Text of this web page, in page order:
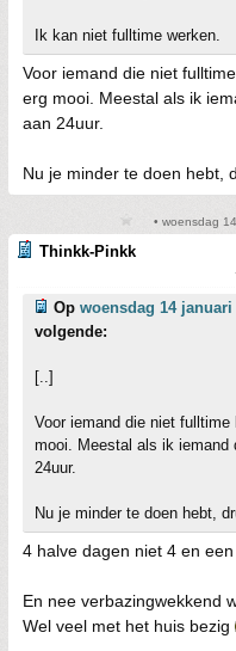
Ik kan niet fulltime werken.
Voor iemand die niet
erg mooi. Meestal als ik
aan 24uur.
Nu je minder te doen hebt,
• woensdag
Thinkk-Pinkk
Op woensdag 14 januari
volgende:
[..]
Voor iemand die niet
mooi. Meestal als ik iemand
24uur.
Nu je minder te doen hebt,
4 halve dagen niet 4 en
En nee verbazingwekkend
Wel veel met het huis bezig